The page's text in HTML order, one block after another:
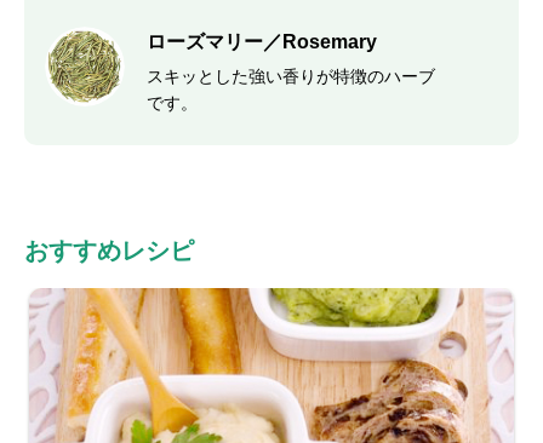
ローズマリー／Rosemary
スキッとした強い香りが特徴のハーブ
です。
おすすめレシピ